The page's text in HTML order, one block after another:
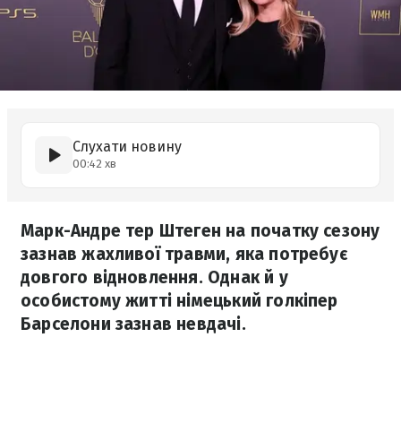
Слухати новину
00:42 хв
Марк-Андре тер Штеген на початку сезону
зазнав жахливої травми, яка потребує
довгого відновлення. Однак й у
особистому житті німецький голкіпер
Барселони зазнав невдачі.